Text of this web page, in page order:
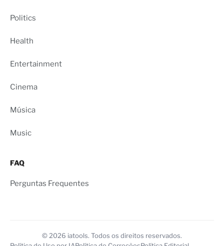
Politics
Health
Entertainment
Cinema
Música
Music
FAQ
Perguntas Frequentes
© 2026 iatools. Todos os direitos reservados.